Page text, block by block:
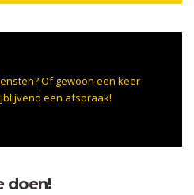
Of gewoon een keer
een afspraak!
doen!